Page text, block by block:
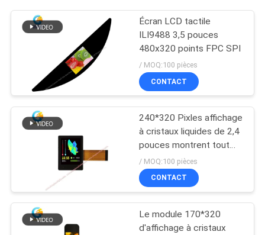
Écran LCD tactile
ILI9488 3,5 pouces
480x320 points FPC SPI
/ MOQ:100 pièces
CONTACT
240*320 Pixles affichage
à cristaux liquides de 2,4
pouces montrent tout
l'angle de visualisation
avec I2C TP
/ MOQ:100 pièces
CONTACT
Le module 170*320
d'affichage à cristaux